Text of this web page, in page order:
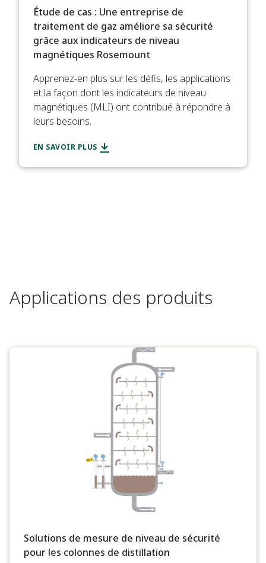
Étude de cas : Une entreprise de
traitement de gaz améliore sa sécurité
grâce aux indicateurs de niveau
magnétiques Rosemount
Apprenez-en plus sur les défis, les applications
et la façon dont les indicateurs de niveau
magnétiques (MLI) ont contribué à répondre à
leurs besoins.
EN SAVOIR PLUS
Applications des produits
Solutions de mesure de niveau de sécurité
pour les colonnes de distillation